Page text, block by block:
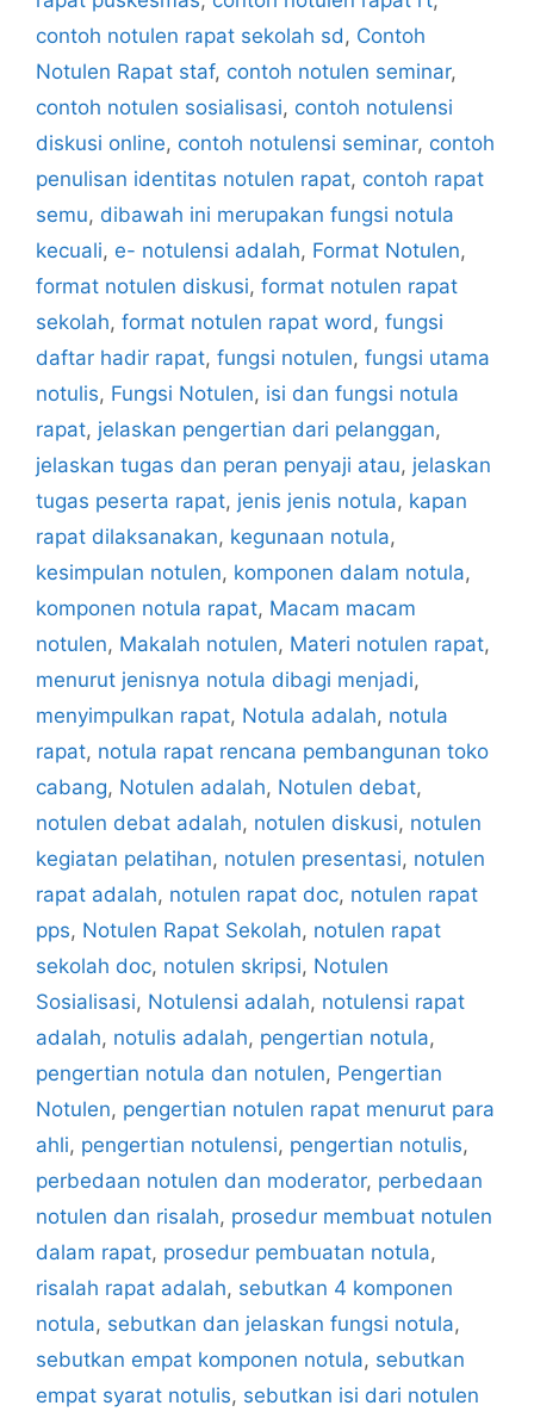
contoh notulen rapat sekolah sd, Contoh
Notulen Rapat staf, contoh notulen seminar,
contoh notulen sosialisasi, contoh notulensi
diskusi online, contoh notulensi seminar, contoh
penulisan identitas notulen rapat, contoh rapat
semu, dibawah ini merupakan fungsi notula
kecuali, e- notulensi adalah, Format Notulen,
format notulen diskusi, format notulen rapat
sekolah, format notulen rapat word, fungsi
daftar hadir rapat, fungsi notulen, fungsi utama
notulis, Fungѕі Notulen, isi dan fungsi notula
rapat, jelaskan pengertian dari pelanggan,
jelaskan tugas dan peran penyaji atau, jelaskan
tugas peserta rapat, jenis jenis notula, kapan
rapat dilaksanakan, kegunaan notula,
kesimpulan notulen, komponen dalam notula,
komponen notula rapat, Macam macam
notulen, Makalah notulen, Materi notulen rapat,
menurut jenisnya notula dibagi menjadi,
menyimpulkan rapat, Notula adalah, notula
rapat, notula rapat rencana pembangunan toko
cabang, Notulen adalah, Notulen debat,
notulen debat adalah, notulen diskusi, notulen
kegiatan pelatihan, notulen presentasi, notulen
rapat adalah, notulen rapat doc, notulen rapat
pps, Notulen Rapat Sekolah, notulen rapat
sekolah doc, notulen skripsi, Notulen
Sosialisasi, Notulensi adalah, notulensi rapat
adalah, notulis adalah, pengertian notula,
pengertian notula dan notulen, Pengertian
Notulen, pengertian notulen rapat menurut para
ahli, pengertian notulensi, pengertian notulis,
perbedaan notulen dan moderator, perbedaan
notulen dan risalah, prosedur membuat notulen
dalam rapat, prosedur pembuatan notula,
risalah rapat adalah, sebutkan 4 komponen
notula, sebutkan dan jelaskan fungsi notula,
sebutkan empat komponen notula, sebutkan
empat syarat notulis, sebutkan isi dari notulen